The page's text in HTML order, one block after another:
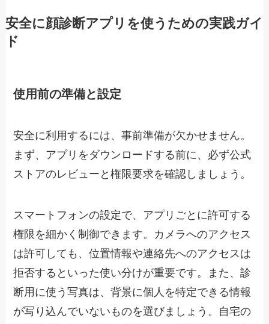
安全に顔診断アプリを使うための実践ガイ
ド
使用前の準備と設定
安全に利用するには、事前準備が欠かせません。
まず、アプリをダウンロードする前に、必ず公式
ストアのレビューと権限要求を確認しましょう。
スマートフォンの設定で、アプリごとに許可する
権限を細かく制御できます。カメラへのアクセス
は許可しても、位置情報や連絡先へのアクセスは
拒否するといった使い分けが重要です。また、診
断用に使う写真は、背景に個人を特定できる情報
が写り込んでいないものを選びましょう。自宅の